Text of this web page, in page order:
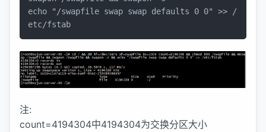
echo
"/swapfile swap swap defaults 0 0"
>> /
etc/fstab
注:
count=4194304中4194304为交换分区大小